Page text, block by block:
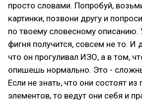
просто словами. Попробуй,
картинки, позвони другу и
по твоему словесному описанию.
фигня получится, совсем не то. И
что он прогуливал ИЗО, а в том,
опишешь нормально. Это -
Если не знать, что они состоят из
элементов, то ведут они себя и